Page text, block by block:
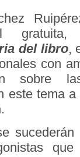
del libro,
con
sobre las
este tema
sucederán